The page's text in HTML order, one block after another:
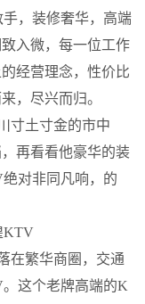
，装修奢华，高端
入微，每一位工作
经营理念，性价比
，尽兴而归。
寸土寸金的市中
再看看他豪华的装
对非同凡响，的
KTV
在繁华商圈，交通
这个老牌高端的K